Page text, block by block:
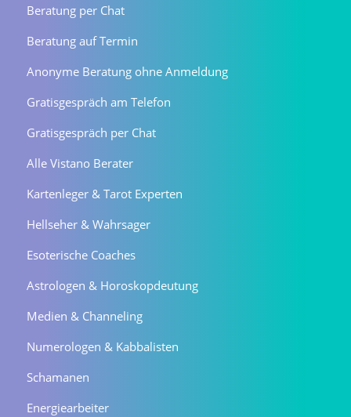
Beratung per Chat
Beratung auf Termin
Anonyme Beratung ohne Anmeldung
Gratisgespräch am Telefon
Gratisgespräch per Chat
Alle Vistano Berater
Kartenleger & Tarot Experten
Hellseher & Wahrsager
Esoterische Coaches
Astrologen & Horoskopdeutung
Medien & Channeling
Numerologen & Kabbalisten
Schamanen
Energiearbeiter